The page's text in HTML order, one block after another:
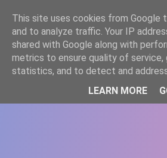
WWW.GAZISTI.RO
This site uses cookies from Google
and to analyze traffic. Your IP
shared with Google along with
metrics to ensure quality of service,
statistics, and to detect and
LEARN MORE